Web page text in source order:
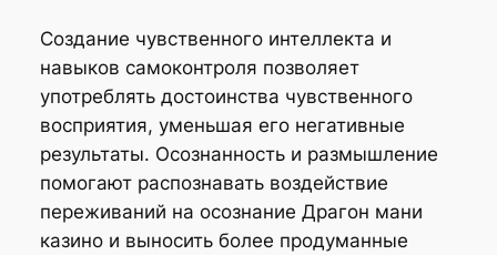
Создание чувственного интеллекта и
навыков самоконтроля позволяет
употреблять достоинства чувственного
восприятия, уменьшая его негативные
результаты. Осознанность и размышление
помогают распознавать воздействие
переживаний на осознание Драгон мани
казино и выносить более продуманные